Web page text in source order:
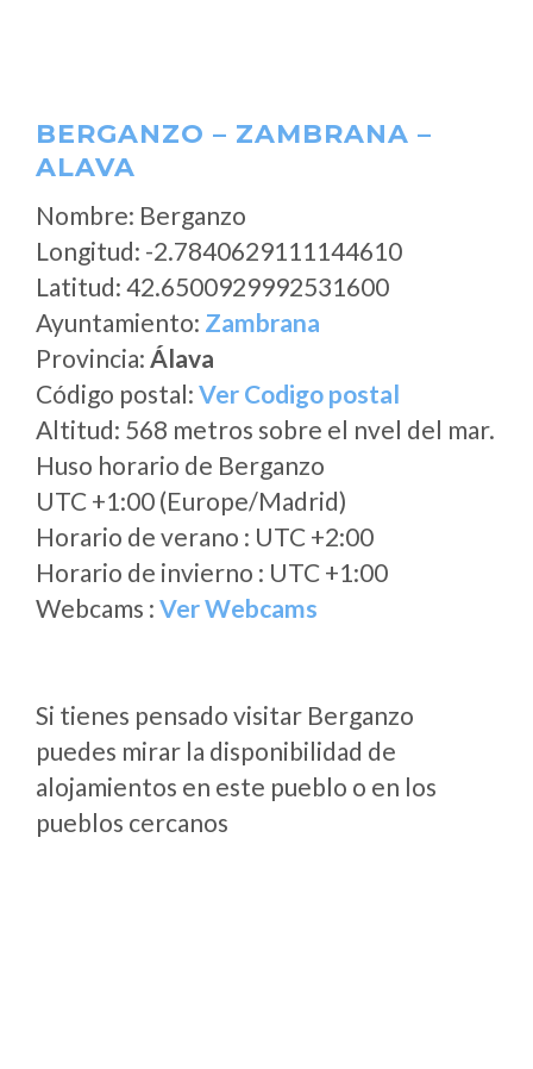
BERGANZO – ZAMBRANA –
ALAVA
Nombre: Berganzo
Longitud: -2.7840629111144610
Latitud: 42.6500929992531600
Ayuntamiento: Zambrana
Provincia: Álava
Código postal: Ver Codigo postal
Altitud: 568 metros sobre el nvel del mar.
Huso horario de Berganzo
UTC +1:00 (Europe/Madrid)
Horario de verano : UTC +2:00
Horario de invierno : UTC +1:00
Webcams : Ver Webcams
Si tienes pensado visitar Berganzo
puedes mirar la disponibilidad de
alojamientos en este pueblo o en los
pueblos cercanos